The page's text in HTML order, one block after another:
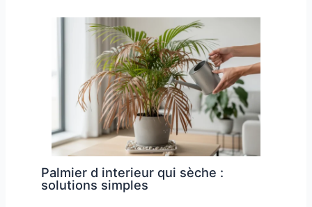
Palmier d interieur qui sèche :
solutions simples